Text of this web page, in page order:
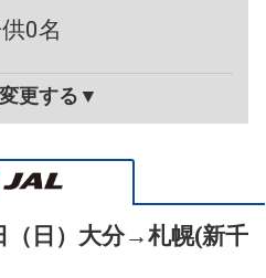
0名
更する▼
日） 大分→札幌(新千